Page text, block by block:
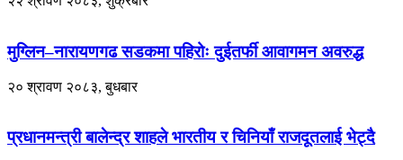
मुग्लिन–नारायणगढ सडकमा पहिरोः दुईतर्फी आवागमन अवरुद्ध
२० श्रावण २०८३, बुधबार
प्रधानमन्त्री बालेन्द्र शाहले भारतीय र चिनियाँ राजदूतलाई भेट्दै